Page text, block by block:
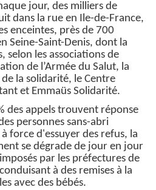
jour, des milliers de
dans la rue en Ile-de-France,
enceintes, près de 700
Seine-Saint-Denis, dont la
selon les associations de
de l’Armée du Salut, la
la solidarité, le Centre
et Emmaüs Solidarité.
des appels trouvent réponse
personnes sans-abri
force d'essuyer des refus, la
se dégrade de jour en jour
par les préfectures de
à des remises à la
avec des bébés.